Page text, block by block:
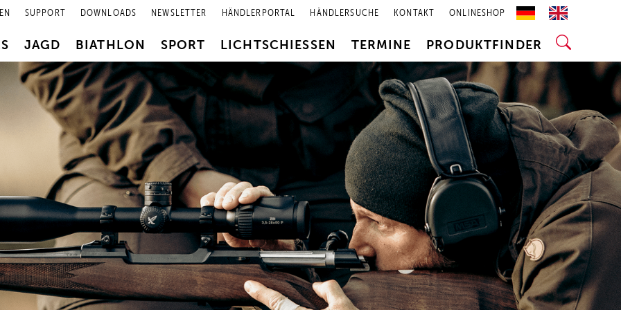
SUPPORT DOWNLOADS NEWSLETTER HÄNDLERPORTAL HÄNDLERSUCHE KONTAKT ONLINESHOP
JAGD BIATHLON SPORT LICHTSCHIESSEN TERMINE PRODUKTFINDER